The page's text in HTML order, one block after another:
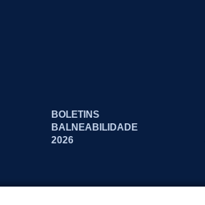
BOLETINS
BALNEABILIDADE
2026